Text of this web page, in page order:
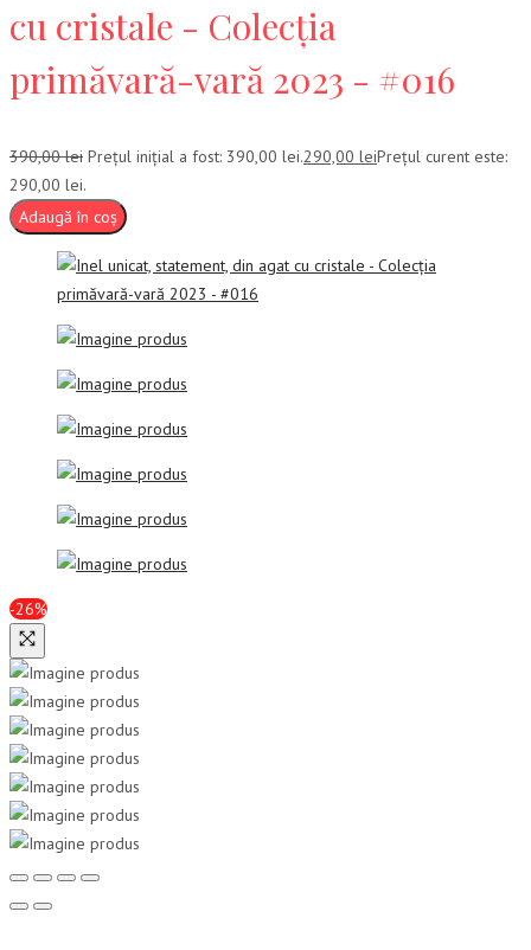
cu cristale - Colecția
primăvară-vară 2023 - #016
390,00lei Prețul inițial a fost: 390,00 lei.290,00 leiPrețul curent este:
290,00 lei.
Adaugă în coș
-26%